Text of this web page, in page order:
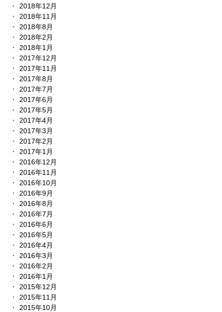
2018年12月
2018年11月
2018年8月
2018年2月
2018年1月
2017年12月
2017年11月
2017年8月
2017年7月
2017年6月
2017年5月
2017年4月
2017年3月
2017年2月
2017年1月
2016年12月
2016年11月
2016年10月
2016年9月
2016年8月
2016年7月
2016年6月
2016年5月
2016年4月
2016年3月
2016年2月
2016年1月
2015年12月
2015年11月
2015年10月